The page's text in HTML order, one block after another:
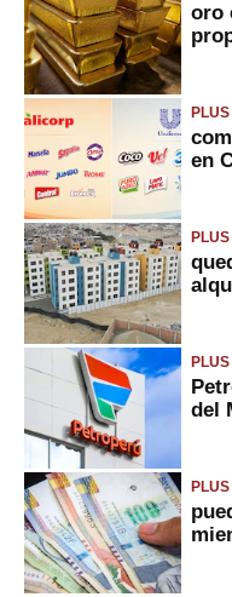
oro
PLUS
en
PLUS
PLUS
del
PLUS